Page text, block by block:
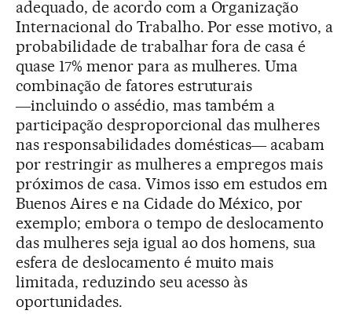
adequado, de acordo com a Organização
Internacional do Trabalho. Por esse motivo, a
probabilidade de trabalhar fora de casa é
quase 17% menor para as mulheres. Uma
combinação de fatores estruturais
―incluindo o assédio, mas também a
participação desproporcional das mulheres
nas responsabilidades domésticas― acabam
por restringir as mulheres a empregos mais
próximos de casa. Vimos isso em estudos em
Buenos Aires e na Cidade do México, por
exemplo; embora o tempo de deslocamento
das mulheres seja igual ao dos homens, sua
esfera de deslocamento é muito mais
limitada, reduzindo seu acesso às
oportunidades.